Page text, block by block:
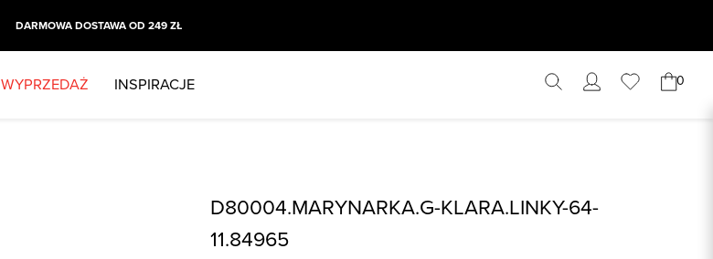
DARMOWA DOSTAWA OD 249 ZŁ
WYPRZEDAŻ INSPIRACJE 0
D80004.MARYNARKA.G-KLARA.LINKY-64-
11.84965